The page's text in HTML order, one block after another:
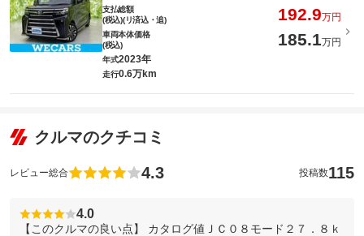
支払総額
(税込)(リ済込・追)
192.9万円
車両本体価格
(税込)
185.1万円
年式2023年
走行0.6万km
クルマのクチコミ
レビュー総合 4.3 投稿数115
4.0
【このクルマの良い点】 カタログ値ＪＣ０８モード２７．８ｋ